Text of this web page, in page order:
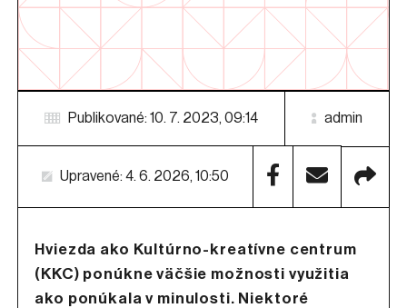
Publikované: 10. 7. 2023, 09:14 admin
Upravené: 4. 6. 2026, 10:50
Hviezda ako Kultúrno-kreatívne centrum
(KKC) ponúkne väčšie možnosti využitia
ako ponúkala v minulosti. Niektoré